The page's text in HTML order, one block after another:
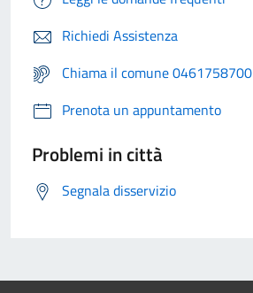
Richiedi Assistenza
Chiama il comune 0461758700
Prenota un appuntamento
Problemi in città
Segnala disservizio